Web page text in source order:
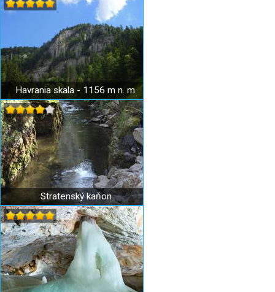
Havrania skala - 1156 m n. m.
Stratenský kaňon